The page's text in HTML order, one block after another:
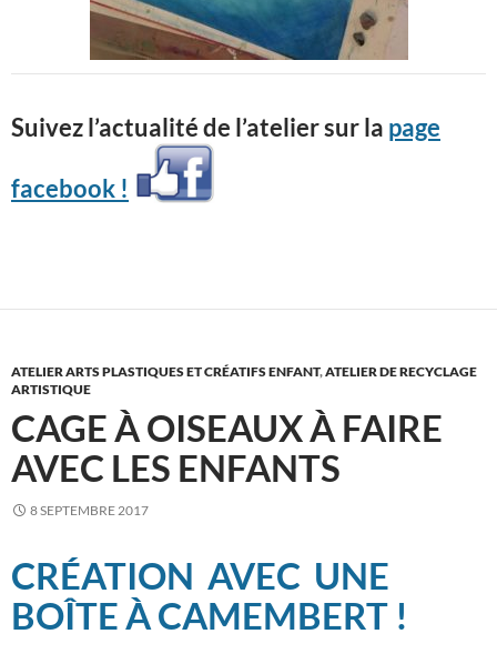
Suivez l’actualité de l’atelier sur la page
facebook !
ATELIER ARTS PLASTIQUES ET CRÉATIFS ENFANT,ATELIER DE RECYCLAGE
ARTISTIQUE
CAGE À OISEAUX À FAIRE
AVEC LES ENFANTS
8 SEPTEMBRE 2017
CRÉATION AVEC UNE
BOÎTE À CAMEMBERT !